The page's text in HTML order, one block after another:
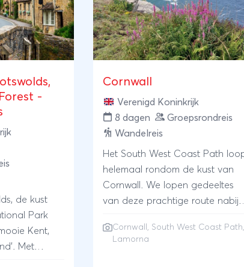
-
de kust
Park
Kent,
Met
Cornwall
Verenigd Koninkrijk
8 dagen
Groepsrondreis
Wandelreis
Het South West Coast Path
helemaal rondom de kust van
Cornwall. We lopen gedeeltes
van deze prachtige route nabij
in in een sfeervol
Cornwall, South West Coast Path,
Lamorna